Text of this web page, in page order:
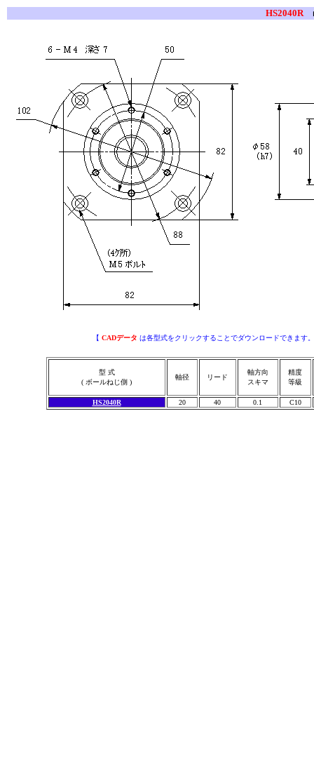
HS2040R
【 CADデータ は各型式をクリックすることでダウンロードできます
型 式
( ボールねじ側 )
軸径 リード
軸方向
スキマ
精度
等級
HS2040R 20 40 0.1 C10